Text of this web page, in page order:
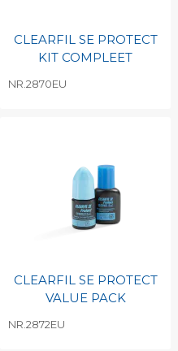
CLEARFIL SE PROTECT
KIT COMPLEET
NR.2870EU
CLEARFIL SE PROTECT
VALUE PACK
NR.2872EU